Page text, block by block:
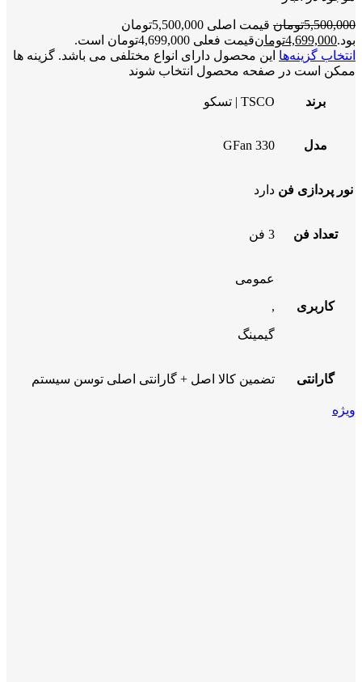
5,500,000تومان
قیمت اصلی 5,500,000تومان
بود.4,699,000تومانقیمت فعلی 4,699,000تومان است.
انتخاب گزینه‌ها این محصول دارای انواع مختلفی می باشد. گزینه ها
ممکن است در صفحه محصول انتخاب شوند
برند TSCO | تسکو
مدل GFan 330
نور پردازی فن دارد
تعداد فن 3 فن
کاربری
عمومی
,
گیمینگ
گارانتی تضمین کالا اصل + گارانتی اصلی توسن سیستم
ویژه